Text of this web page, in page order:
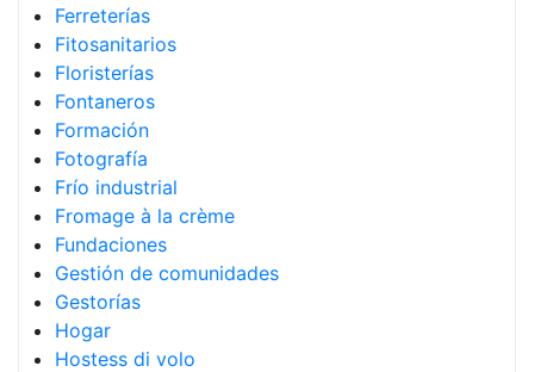
Ferreterías
Fitosanitarios
Floristerías
Fontaneros
Formación
Fotografía
Frío industrial
Fromage à la crème
Fundaciones
Gestión de comunidades
Gestorías
Hogar
Hostess di volo